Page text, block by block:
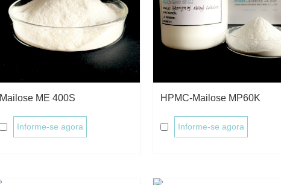
Mailose ME 400S
Informe-se agora
HPMC-Mailose MP60K
Informe-se agora